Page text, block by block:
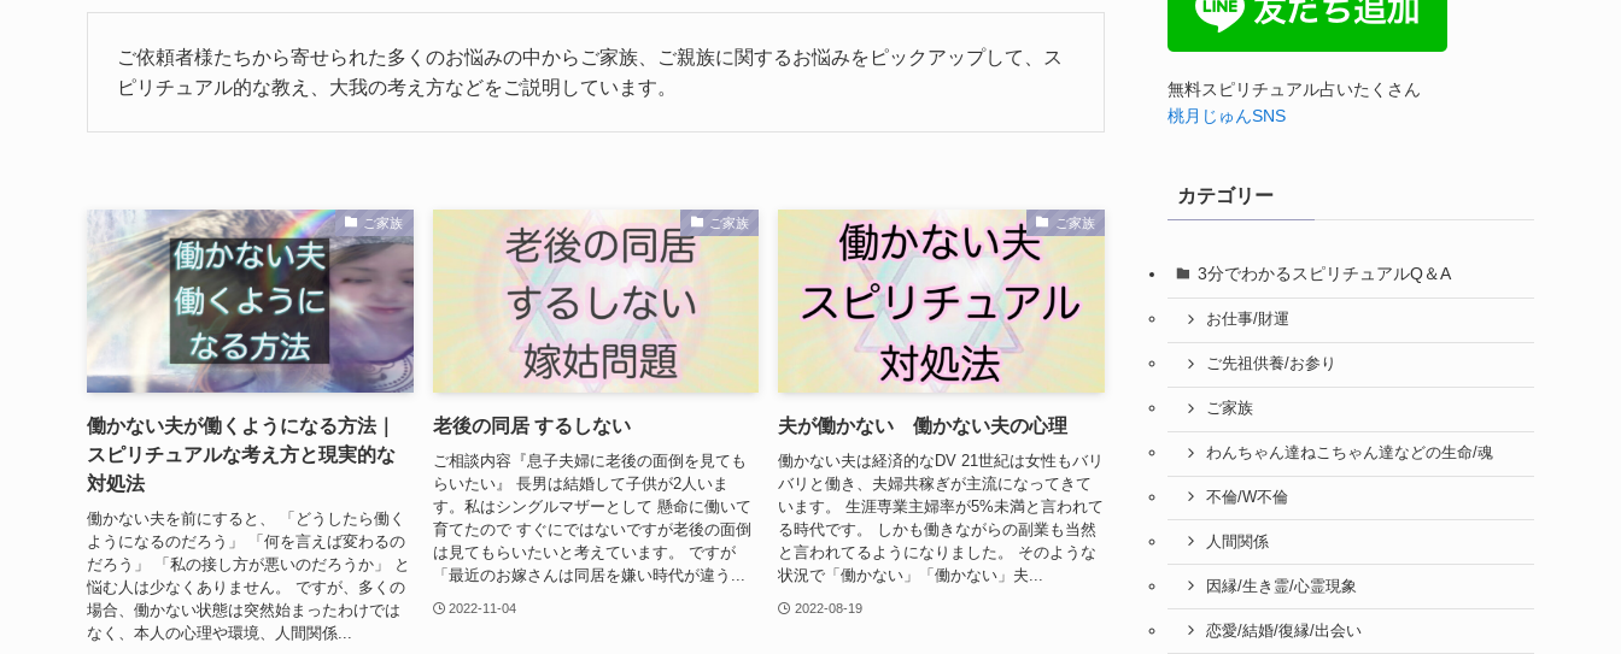
ご依頼者様たちから寄せられた多くのお悩みの中からご家族、ご親族に関するお悩みをピックアップして、ス
ピリチュアル的な教え、大我の考え方などをご説明しています。
ご家族
働かない夫が働くようになる方法｜
スピリチュアルな考え方と現実的な
対処法
働かない夫を前にすると、 「どうしたら働く
ようになるのだろう」 「何を言えば変わるの
だろう」 「私の接し方が悪いのだろうか」 と
悩む人は少なくありません。 ですが、多くの
場合、働かない状態は突然始まったわけでは
なく、本人の心理や環境、人間関係...
ご家族
老後の同居 するしない
ご相談内容『息子夫婦に老後の面倒を見ても
らいたい』 長男は結婚して子供が2人いま
す。私はシングルマザーとして 懸命に働いて
育てたので すぐにではないですが老後の面倒
は見てもらいたいと考えています。 ですが
「最近のお嫁さんは同居を嫌い時代が違う...
2022-11-04
ご家族
夫が働かない 働かない夫の心理
働かない夫は経済的なDV 21世紀は女性もバリ
バリと働き、夫婦共稼ぎが主流になってきて
います。 生涯専業主婦率が5%未満と言われて
る時代です。 しかも働きながらの副業も当然
と言われてるようになりました。 そのような
状況で「働かない」「働かない」夫...
2022-08-19
無料スピリチュアル占いたくさん
桃月じゅんSNS
カテゴリー
3分でわかるスピリチュアルQ＆A
お仕事/財運
ご先祖供養/お参り
ご家族
わんちゃん達ねこちゃん達などの生命/魂
不倫/W不倫
人間関係
因縁/生き霊/心霊現象
恋愛/結婚/復縁/出会い